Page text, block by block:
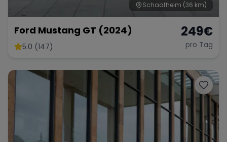
Schaafheim (36 km)
Ford Mustang GT (2024)
5.0 (147)
249€
pro Tag